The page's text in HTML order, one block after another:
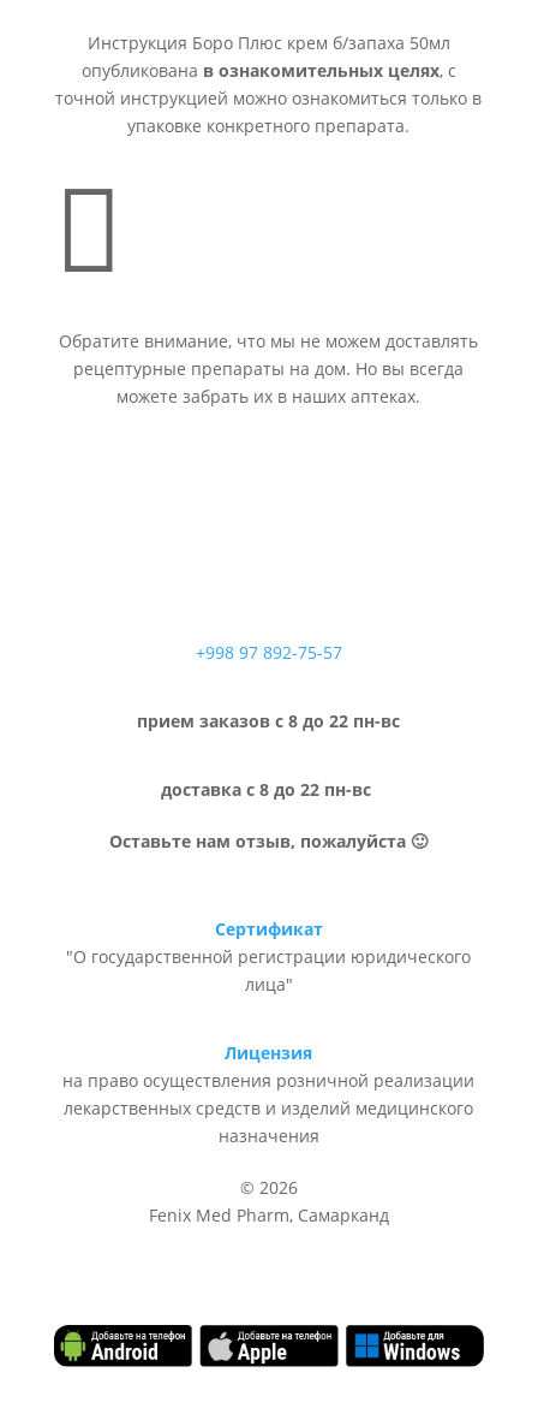
Инструкция Боро Плюс крем б/запаха 50мл
опубликована в ознакомительных целях, с
точной инструкцией можно ознакомиться только в
упаковке конкретного препарата.

Обратите внимание, что мы не можем доставлять
рецептурные препараты на дом. Но вы всегда
можете забрать их в наших аптеках.
+998 97 892-75-57
прием заказов с 8 до 22 пн-вс
доставка с 8 до 22 пн-вс
Оставьте нам отзыв, пожалуйста 🙂
Сертификат
"О государственной регистрации юридического
лица"
Лицензия
на право осуществления розничной реализации
лекарственных средств и изделий медицинского
назначения
© 2026
Fenix Med Pharm, Самарканд